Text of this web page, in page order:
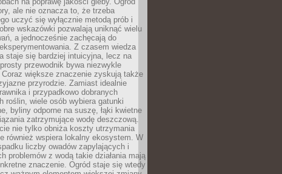
ale nie oznacza to, że trzeba
uczyć się wyłącznie metodą prób i
wskazówki pozwalają uniknąć wielu
a jednocześnie zachęcają do
Z czasem wiedza
staje się bardziej intuicyjna, lecz na
przewodnik bywa niezwykle
Coraz większe znaczenie zyskują także
przyrodzie. Zamiast idealnie
i przypadkowo dobranych
roślin, wiele osób wybiera gatunki
byliny odporne na suszę, łąki kwietne
zatrzymujące wodę deszczową.
nie tylko obniża koszty utrzymania
również wspiera lokalny ekosystem. W
liczby owadów zapylających i
problemów z wodą takie działania mają
znaczenie. Ogród staje się wtedy